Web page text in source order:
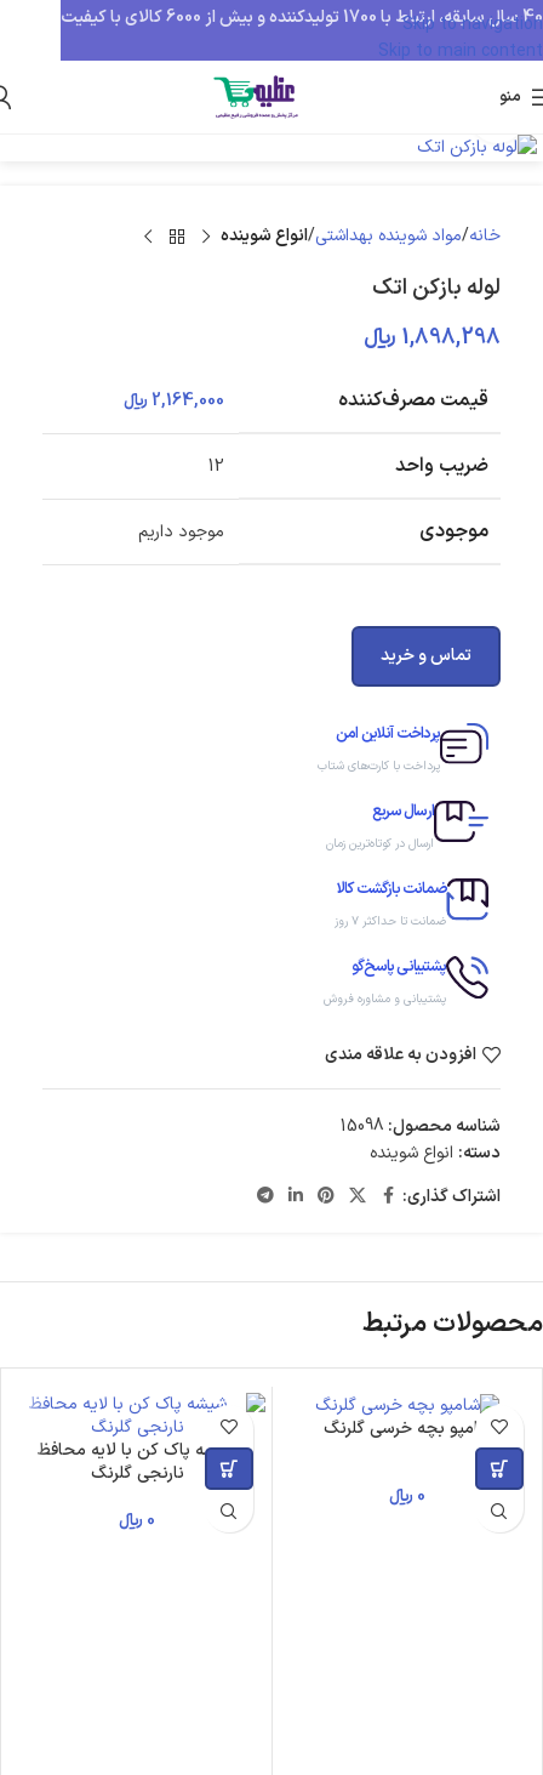
Skip to navigation
Skip to main content
منو
خانه مواد شوینده بهداشتی انواع شوینده
لوله بازکن اتک
1,898,298 ﷼
قیمت مصرف‌کننده 2,164,000 ﷼
ضریب واحد 12
موجودی موجود داریم
تماس و خرید
پرداخت آنلاین امن
پرداخت با کارت‌های شتاب
ارسال سریع
ارسال در کوتاه‌ترین زمان
ضمانت بازگشت کالا
ضمانت تا حداکثر ۷ روز
پشتیبانی پاسخ‌گو
پشتیبانی و مشاوره فروش
افزودن به علاقه مندی
شناسه محصول: 15098
دسته: انواع شوینده
اشتراک گذاری:
محصولات مرتبط
شامپو بچه خرسی گلرنگ
0 ﷼
شیشه پاک‌ کن با لایه محافظ
نارنجی گلرنگ
0 ﷼
40 سال سابقه، ارتباط با 1700 تولیدکننده و بیش از 6000 کالای با کیفیت